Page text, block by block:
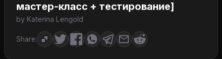
мастер-класс + тестирование]
by Katerina Lengold
Share: